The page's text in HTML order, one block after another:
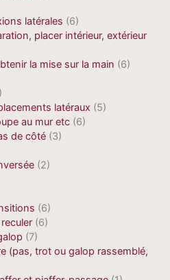
latérales (6)
placer intérieur, extérieur
la mise sur la main (6)
latéraux (5)
au mur etc (6)
de côté (3)
(2)
(6)
(6)
(7)
(pas, trot ou galop rassemblé,